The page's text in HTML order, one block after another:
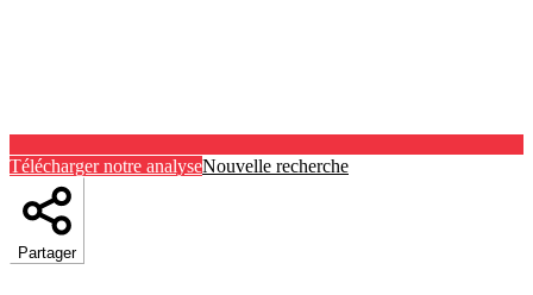
Télécharger notre analyseNouvelle recherche
Partager